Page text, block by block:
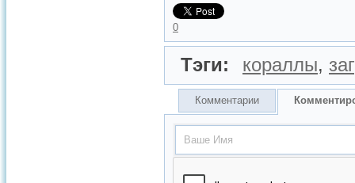
0
Тэги: кораллы,
Комментарии